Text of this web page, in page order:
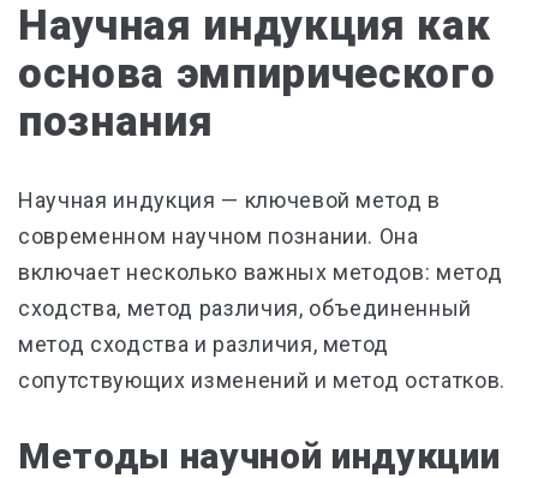
Научная индукция как
основа эмпирического
познания
Научная индукция — ключевой метод в
современном научном познании. Она
включает несколько важных методов: метод
сходства, метод различия, объединенный
метод сходства и различия, метод
сопутствующих изменений и метод остатков.
Методы научной индукции